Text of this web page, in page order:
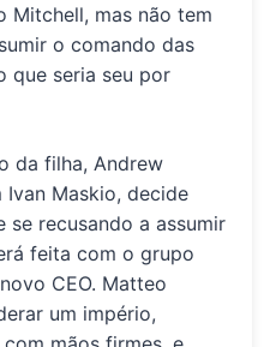
Mitchell, mas não tem
o comando das
que seria seu por
da filha, Andrew
Maskio, decide
se recusando a assumir
feita com o grupo
CEO. Matteo
um império,